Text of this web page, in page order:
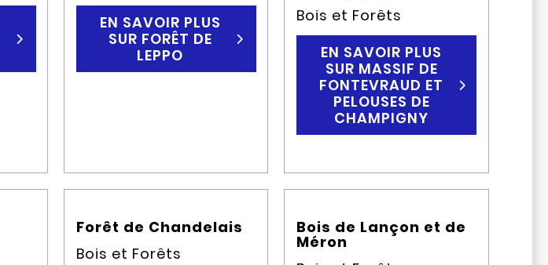
EN SAVOIR PLUS
SUR FORÊT DE
LEPPO
Bois et Forêts
EN SAVOIR PLUS
SUR MASSIF DE
FONTEVRAUD ET
PELOUSES DE
CHAMPIGNY
Forêt de Chandelais
Bois et Forêts
Bois de Lançon et de
Méron